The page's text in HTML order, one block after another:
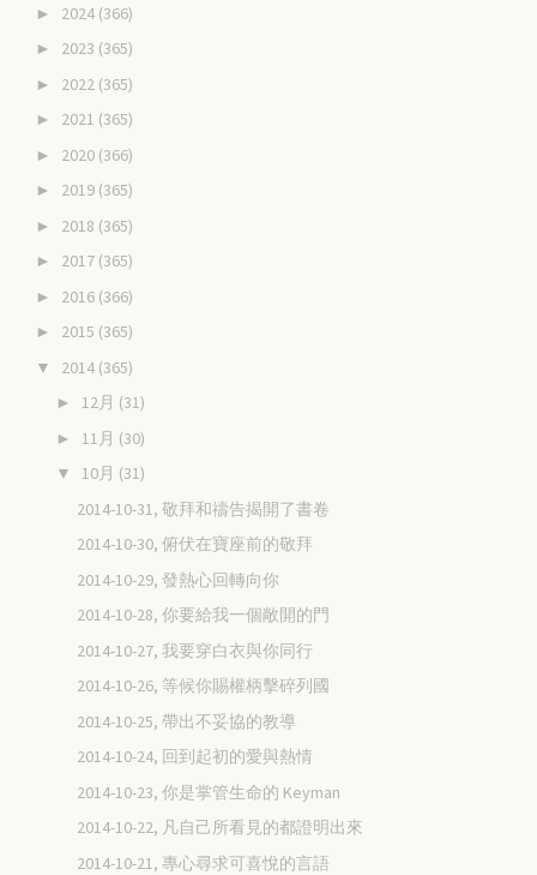
► 2024 (366)
► 2023 (365)
► 2022 (365)
► 2021 (365)
► 2020 (366)
► 2019 (365)
► 2018 (365)
► 2017 (365)
► 2016 (366)
► 2015 (365)
▼ 2014 (365)
► 12月 (31)
► 11月 (30)
▼ 10月 (31)
2014-10-31, 敬拜和禱告揭開了書卷
2014-10-30, 俯伏在寶座前的敬拜
2014-10-29, 發熱心回轉向你
2014-10-28, 你要給我一個敞開的門
2014-10-27, 我要穿白衣與你同行
2014-10-26, 等候你賜權柄擊碎列國
2014-10-25, 帶出不妥協的教導
2014-10-24, 回到起初的愛與熱情
2014-10-23, 你是掌管生命的 Keyman
2014-10-22, 凡自己所看見的都證明出來
2014-10-21, 專心尋求可喜悅的言語